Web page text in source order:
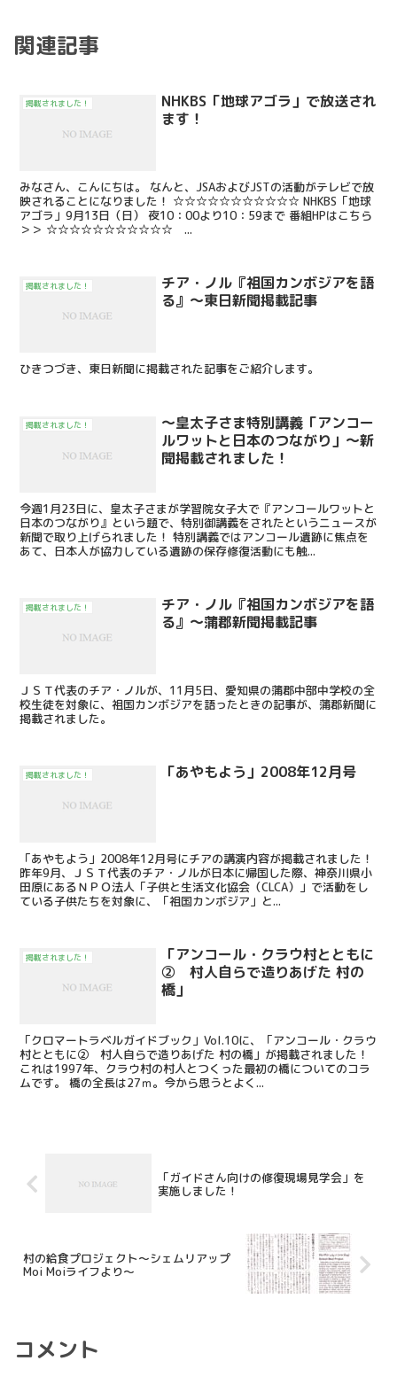
関連記事
掲載されました！
NHKBS「地球アゴラ」で放送され
ます！
みなさん、こんにちは。 なんと、JSAおよびJSTの活動がテレビで放
映されることになりました！ ☆☆☆☆☆☆☆☆☆☆☆ NHKBS「地球
アゴラ」9月13日（日） 夜10：00より10：59まで 番組HPはこちら
＞＞ ☆☆☆☆☆☆☆☆☆☆☆ ...
掲載されました！
チア・ノル『祖国カンボジアを語
る』～東日新聞掲載記事
ひきつづき、東日新聞に掲載された記事をご紹介します。
掲載されました！
～皇太子さま特別講義「アンコー
ルワットと日本のつながり」～新
聞掲載されました！
今週1月23日に、皇太子さまが学習院女子大で『アンコールワットと
日本のつながり』という題で、特別御講義をされたというニュースが
新聞で取り上げられました！ 特別講義ではアンコール遺跡に焦点を
あて、日本人が協力している遺跡の保存修復活動にも触...
掲載されました！
チア・ノル『祖国カンボジアを語
る』～蒲郡新聞掲載記事
ＪＳＴ代表のチア・ノルが、11月5日、愛知県の蒲郡中部中学校の全
校生徒を対象に、祖国カンボジアを語ったときの記事が、蒲郡新聞に
掲載されました。
掲載されました！ 「あやもよう」2008年12月号
「あやもよう」2008年12月号にチアの講演内容が掲載されました！
昨年9月、ＪＳＴ代表のチア・ノルが日本に帰国した際、神奈川県小
田原にあるＮＰＯ法人「子供と生活文化協会（CLCA）」で活動をし
ている子供たちを対象に、「祖国カンボジア」と...
掲載されました！
「アンコール・クラウ村とともに
② 村人自らで造りあげた 村の
橋」
「クロマートラベルガイドブック」Vol.10に、「アンコール・クラウ
村とともに② 村人自らで造りあげた 村の橋」が掲載されました！
これは1997年、クラウ村の村人とつくった最初の橋についてのコラ
ムです。 橋の全長は27ｍ。今から思うとよく...
「ガイドさん向けの修復現場見学会」を
実施しました！
村の給食プロジェクト～シェムリアップ
Moi Moiライフより～
コメント